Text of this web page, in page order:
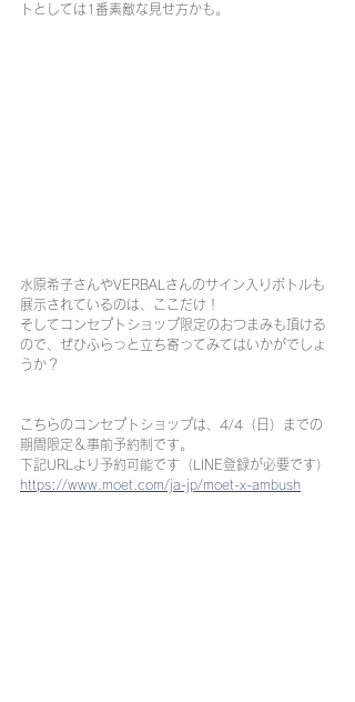
トとしては1番素敵な見せ方かも。
水原希子さんやVERBALさんのサイン入りボトルも
展示されているのは、ここだけ！
そしてコンセプトショップ限定のおつまみも頂ける
ので、ぜひふらっと立ち寄ってみてはいかがでしょ
うか？
こちらのコンセプトショップは、4/4（日）までの
期間限定＆事前予約制です。
下記URLより予約可能です（LINE登録が必要です）
https://www.moet.com/ja-jp/moet-x-ambush